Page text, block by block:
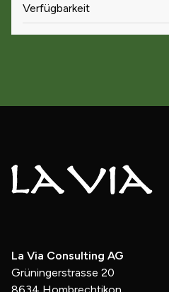
Verfügbarkeit
La Via Consulting AG
Grüningerstrasse 20